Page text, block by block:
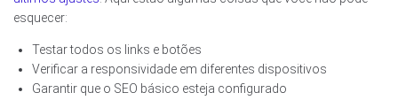
esquecer:
Testar todos os links e botões
Verificar a responsividade em diferentes dispositivos
Garantir que o SEO básico esteja configurado